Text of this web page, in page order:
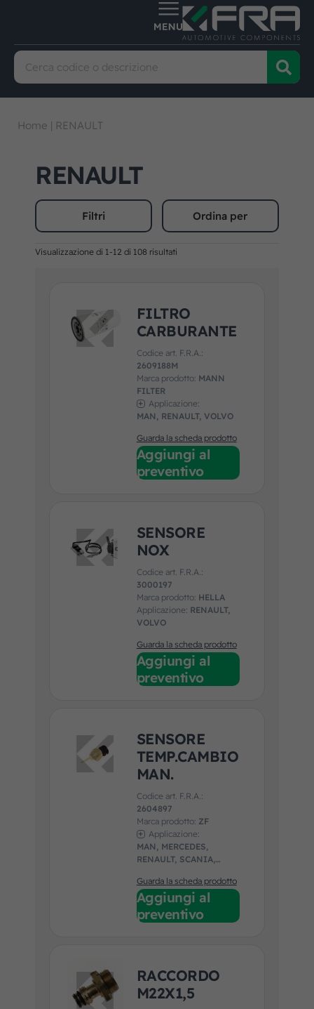
Home | RENAULT
RENAULT
Filtri Ordina per
Visualizzazione di 1-12 di 108 risultati
FILTRO
CARBURANTE
Codice art. F.R.A.:
2609188M
Marca prodotto: MANN
FILTER
Applicazione:
MAN, RENAULT, VOLVO
Guarda la scheda prodotto
Aggiungi al
preventivo
SENSORE
NOX
Codice art. F.R.A.:
3000197
Marca prodotto: HELLA
Applicazione: RENAULT,
VOLVO
Guarda la scheda prodotto
Aggiungi al
preventivo
SENSORE
TEMP.CAMBIO
MAN.
Codice art. F.R.A.:
2604897
Marca prodotto: ZF
Applicazione:
MAN, MERCEDES,
RENAULT, SCANIA,
Guarda la scheda prodotto
Aggiungi al
preventivo
RACCORDO
M22X1,5